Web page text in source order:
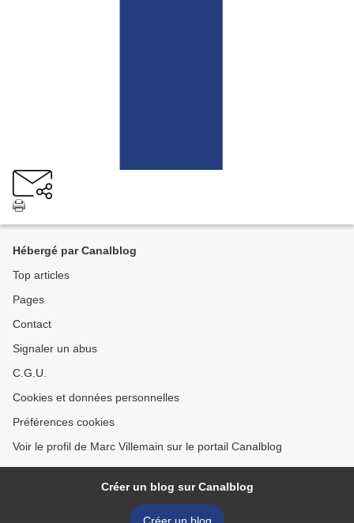
Hébergé par Canalblog
Top articles
Pages
Contact
Signaler un abus
C.G.U.
Cookies et données personnelles
Préférences cookies
Voir le profil de Marc Villemain sur le portail Canalblog
Créer un blog sur Canalblog